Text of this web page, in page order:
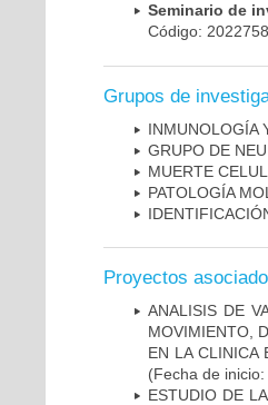
Seminario de
Código:
Grupos de
INMUNOLOGÍA
GRUPO DE
MUERTE
PATOLOGÍA
Proyectos
ANALISIS DE
MOVIMIENTO,
EN LA CLINICA
(Fecha de
ESTUDIO DE